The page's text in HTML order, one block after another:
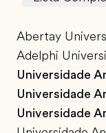
Abertay
Adelphi
Universidade
Universidade
Universidade